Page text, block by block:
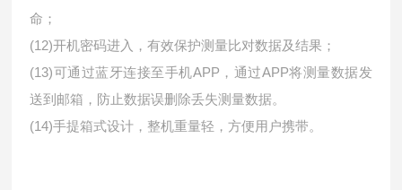
命；
(12)开机密码进入，有效保护测量比对数据及结果；
(13)可通过蓝牙连接至手机APP，通过APP将测量数据发
送到邮箱，防止数据误删除丢失测量数据。
(14)手提箱式设计，整机重量轻，方便用户携带。